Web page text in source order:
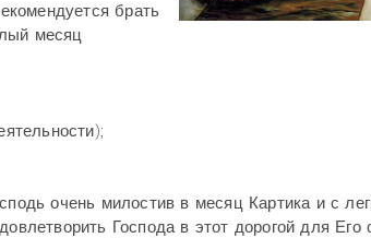
брать
месяц
очень милостив в месяц Картика и с
Господа в этот дорогой для Его